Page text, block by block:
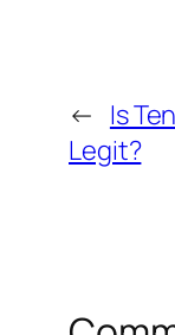
← Is
Legit?